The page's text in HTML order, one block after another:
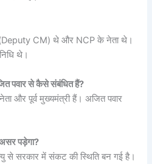
(Deputy CM) थे और NCP के नेता थे।
थे।
पवार से कैसे संबंधित हैं?
और पूर्व मुख्यमंत्री हैं। अजित पवार
असर पड़ेगा?
से सरकार में संकट की स्थिति बन गई है।